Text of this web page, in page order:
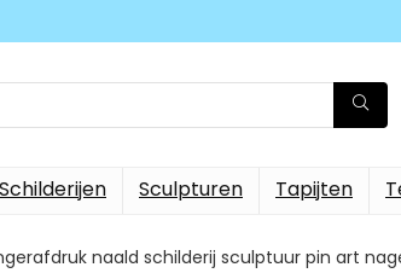
Schilderijen Sculpturen Tapijten
naald schilderij sculptuur pin art